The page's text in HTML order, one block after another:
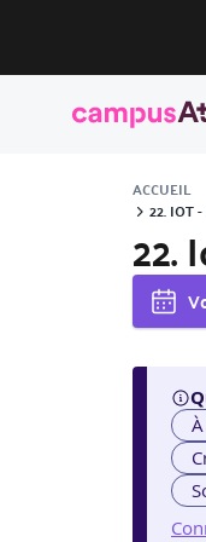
ACCUEIL
22. IOT
22.